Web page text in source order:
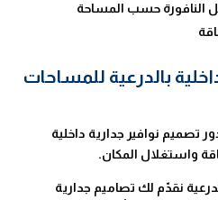
النافورة حسب المساحة
بالدرعية للمساحات
تصميم نوافير جدارية داخلية
واستغلال المكان.
نقدّم لك تصاميم جدارية